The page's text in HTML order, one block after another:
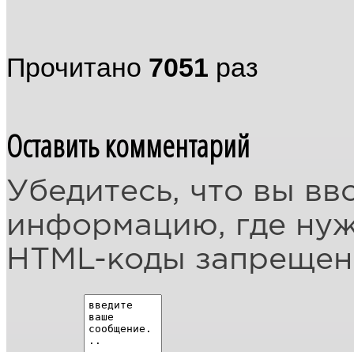
Прочитано 7051 раз
Оставить комментарий
Убедитесь, что вы
информацию, где
HTML-коды